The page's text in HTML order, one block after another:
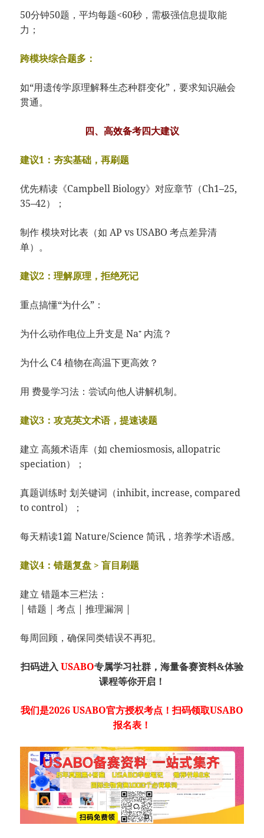
50分钟50题，平均每题<60秒，需极强信息提取能
力；
跨模块综合题多：
如“用遗传学原理解释生态种群变化”，要求知识融会
贯通。
四、高效备考四大建议
建议1：夯实基础，再刷题
优先精读《Campbell Biology》对应章节（Ch1–25,
35–42）；
制作 模块对比表（如 AP vs USABO 考点差异清
单）。
建议2：理解原理，拒绝死记
重点搞懂“为什么”：
为什么动作电位上升支是 Na⁺ 内流？
为什么 C4 植物在高温下更高效？
用 费曼学习法：尝试向他人讲解机制。
建议3：攻克英文术语，提速读题
建立 高频术语库（如 chemiosmosis, allopatric
speciation）；
真题训练时 划关键词（inhibit, increase, compared
to control）；
每天精读1篇 Nature/Science 简讯，培养学术语感。
建议4：错题复盘 > 盲目刷题
建立 错题本三栏法：
| 错题 | 考点 | 推理漏洞 |
每周回顾，确保同类错误不再犯。
扫码进入 USABO专属学习社群，海量备赛资料&体验
课程等你开启！
我们是2026 USABO官方授权考点！扫码领取USABO
报名表！